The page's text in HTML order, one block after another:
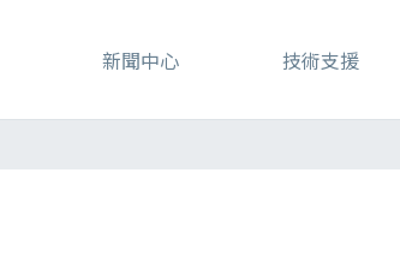
新聞中心 技術支援